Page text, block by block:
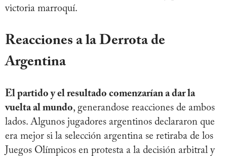
victoria marroquí.
Reacciones a la Derrota de
Argentina
El partido y el resultado comenzarían a dar la
vuelta al mundo, generandose reacciones de ambos
lados. Algunos jugadores argentinos declararon que
era mejor si la selección argentina se retiraba de los
Juegos Olímpicos en protesta a la decisión arbitral y